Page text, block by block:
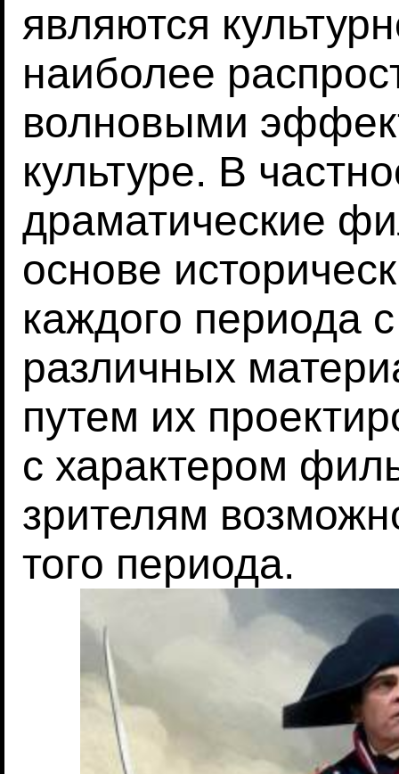
являются
наиболее
волновыми
культуре. В
драматические
основе
каждого периода
различных
путем их
с характером
зрителям
того периода.